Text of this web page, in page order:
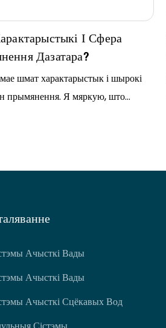
І Сфера
Дазатара?
шмат характарыстык і шырокі
прымянення. Я мяркую, што
Ачысткі Вады
Ачысткі Вады
Ачысткі Сцёкавых Вод